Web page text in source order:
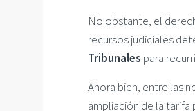
No obstante, el
recursos judiciales
Tribunales para
Ahora bien, entre las
ampliación de la tarifa